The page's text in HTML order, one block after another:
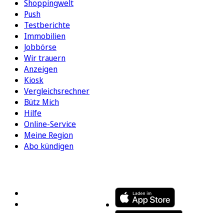
Shoppingwelt
Push
Testberichte
Immobilien
Jobbörse
Wir trauern
Anzeigen
Kiosk
Vergleichsrechner
Bütz Mich
Hilfe
Online-Service
Meine Region
Abo kündigen